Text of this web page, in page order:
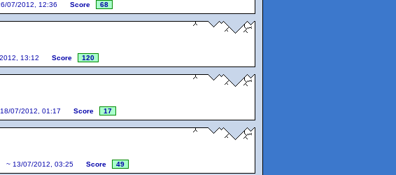
07/2012, 12:36 Score 68
13:12 Score 120
18/07/2012, 01:17 Score 17
~ 13/07/2012, 03:25 Score 49